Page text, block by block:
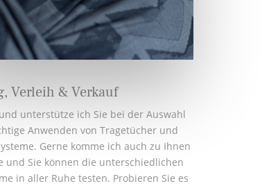
Verleih & Verkauf
unterstütze ich Sie bei der Auswahl
Anwenden von Tragetücher und
Gerne komme ich auch zu Ihnen
und Sie können die unterschiedlichen
in aller Ruhe testen. Probieren Sie es